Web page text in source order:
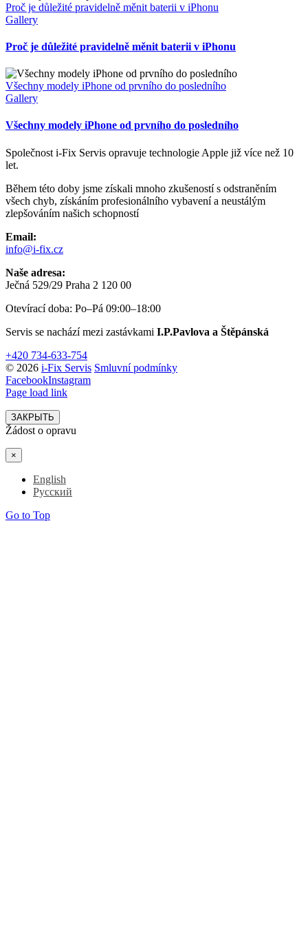
Proč je důležité pravidelně měnit baterii v iPhonu
Gallery
Proč je důležité pravidelně měnit baterii v iPhonu
Všechny modely iPhone od prvního do posledního
Gallery
Všechny modely iPhone od prvního do posledního
Společnost i-Fix Servis opravuje technologie Apple již více než 10
let.
Během této doby jsme získali mnoho zkušeností s odstraněním
všech chyb, získáním profesionálního vybavení a neustálým
zlepšováním našich schopností
Email:
info@i-fix.cz
Naše adresa:
Ječná 529/29 Praha 2 120 00
Otevírací doba: Po–Pá 09:00–18:00
Servis se nachází mezi zastávkami I.P.Pavlova a Štěpánská
+420 734-633-754
© 2026 i-Fix Servis Smluvní podmínky
FacebookInstagram
Page load link
ЗАКРЫТЬ
Žádost o opravu
×
English
Русский
Go to Top